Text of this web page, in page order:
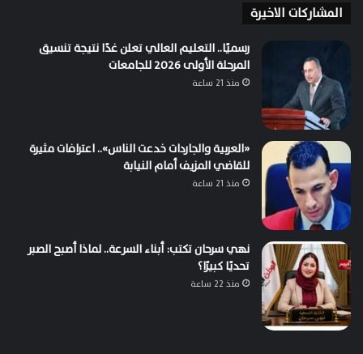
المشاركات الاخيرة
رسميًا.. التعليم العالي تعلن غدًا نتيجة تنسيق
المرحلة الأولى 2026 للجامعات
منذ 21 ساعة
«العربية والجاردات خدعت الناس».. اعترافات مثيرة
للقاضي المزيف أمام النيابة
منذ 21 ساعة
نهي سرحان تكتب: أبناء السرعة.. لماذا أصبح الصبر
تحديًا كبيرًا؟
منذ 22 ساعة